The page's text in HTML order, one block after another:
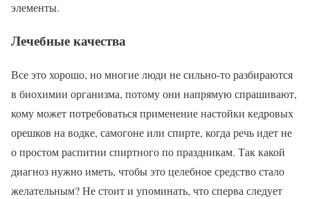
элементы.
Лечебные качества
Все это хорошо, но многие люди не сильно-то разбираются
в биохимии организма, потому они напрямую спрашивают,
кому может потребоваться применение настойки кедровых
орешков на водке, самогоне или спирте, когда речь идет не
о простом распитии спиртного по праздникам. Так какой
диагноз нужно иметь, чтобы это целебное средство стало
желательным? Не стоит и упоминать, что сперва следует